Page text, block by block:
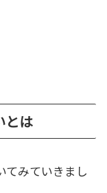
とは
てみていきまし